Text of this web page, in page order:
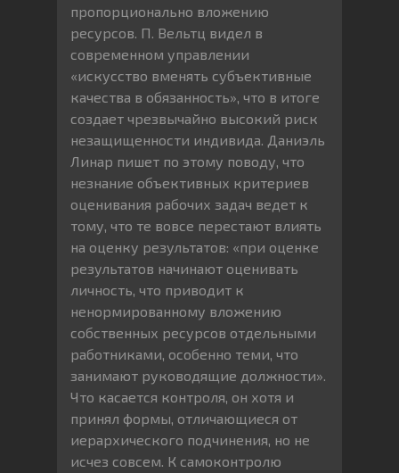
пропорционально вложению
ресурсов. П. Вельтц видел в
современном управлении
«искусство вменять субъективные
качества в обязанность», что в итоге
создает чрезвычайно высокий риск
незащищенности индивида. Даниэль
Линар пишет по этому поводу, что
незнание объективных критериев
оценивания рабочих задач ведет к
тому, что те вовсе перестают влиять
на оценку результатов: «при оценке
результатов начинают оценивать
личность, что приводит к
ненормированному вложению
собственных ресурсов отдельными
работниками, особенно теми, что
занимают руководящие должности».
Что касается контроля, он хотя и
принял формы, отличающиеся от
иерархического подчинения, но не
исчез совсем. К самоконтролю